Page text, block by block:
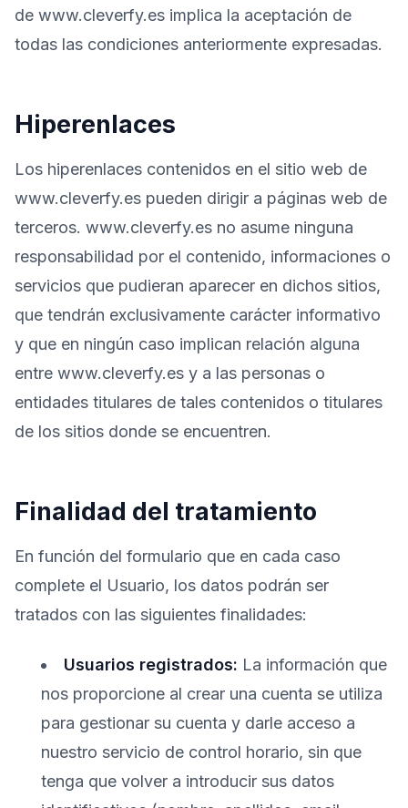
de www.cleverfy.es implica la aceptación de
todas las condiciones anteriormente expresadas.
Hiperenlaces
Los hiperenlaces contenidos en el sitio web de
www.cleverfy.es pueden dirigir a páginas web de
terceros. www.cleverfy.es no asume ninguna
responsabilidad por el contenido, informaciones o
servicios que pudieran aparecer en dichos sitios,
que tendrán exclusivamente carácter informativo
y que en ningún caso implican relación alguna
entre www.cleverfy.es y a las personas o
entidades titulares de tales contenidos o titulares
de los sitios donde se encuentren.
Finalidad del tratamiento
En función del formulario que en cada caso
complete el Usuario, los datos podrán ser
tratados con las siguientes finalidades:
Usuarios registrados: La información que
nos proporcione al crear una cuenta se utiliza
para gestionar su cuenta y darle acceso a
nuestro servicio de control horario, sin que
tenga que volver a introducir sus datos